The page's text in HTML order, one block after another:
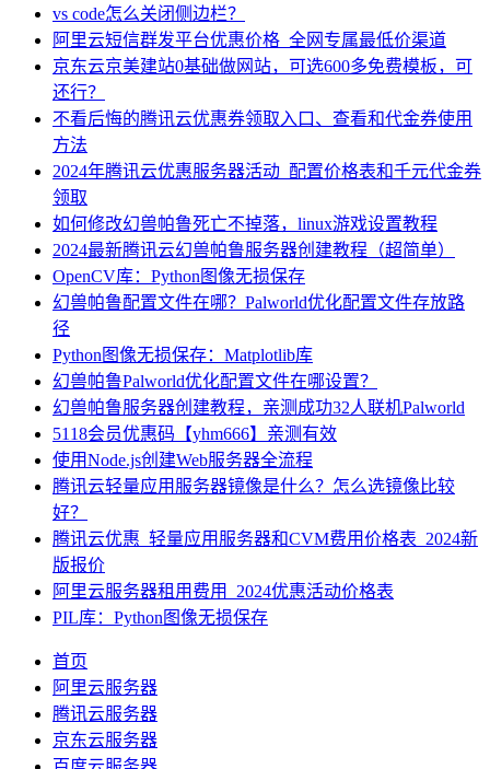
vs code怎么关闭侧边栏？
阿里云短信群发平台优惠价格_全网专属最低价渠道
京东云京美建站0基础做网站，可选600多免费模板，可
还行？
不看后悔的腾讯云优惠券领取入口、查看和代金券使用
方法
2024年腾讯云优惠服务器活动_配置价格表和千元代金券
领取
如何修改幻兽帕鲁死亡不掉落，linux游戏设置教程
2024最新腾讯云幻兽帕鲁服务器创建教程（超简单）
OpenCV库：Python图像无损保存
幻兽帕鲁配置文件在哪？Palworld优化配置文件存放路
径
Python图像无损保存：Matplotlib库
幻兽帕鲁Palworld优化配置文件在哪设置？
幻兽帕鲁服务器创建教程，亲测成功32人联机Palworld
5118会员优惠码【yhm666】亲测有效
使用Node.js创建Web服务器全流程
腾讯云轻量应用服务器镜像是什么？怎么选镜像比较
好？
腾讯云优惠_轻量应用服务器和CVM费用价格表_2024新
版报价
阿里云服务器租用费用_2024优惠活动价格表
PIL库：Python图像无损保存
首页
阿里云服务器
腾讯云服务器
京东云服务器